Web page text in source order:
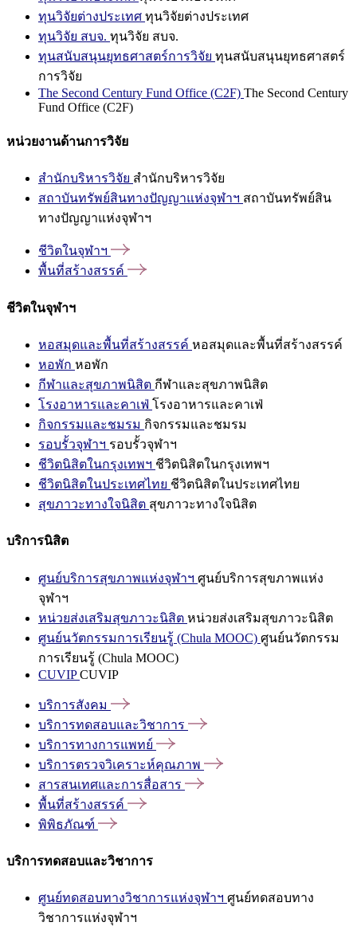
ทุนวิจัยต่างประเทศ ทุนวิจัยต่างประเทศ
ทุนวิจัย สบจ. ทุนวิจัย สบจ.
ทุนสนับสนุนยุทธศาสตร์การวิจัย ทุนสนับสนุนยุทธศาสตร์
การวิจัย
The Second Century Fund Office (C2F) The Second Century
Fund Office (C2F)
หน่วยงานด้านการวิจัย
สำนักบริหารวิจัย สำนักบริหารวิจัย
สถาบันทรัพย์สินทางปัญญาแห่งจุฬาฯ สถาบันทรัพย์สิน
ทางปัญญาแห่งจุฬาฯ
ชีวิตในจุฬาฯ
พื้นที่สร้างสรรค์
ชีวิตในจุฬาฯ
หอสมุดและพื้นที่สร้างสรรค์ หอสมุดและพื้นที่สร้างสรรค์
หอพัก หอพัก
กีฬาและสุขภาพนิสิต กีฬาและสุขภาพนิสิต
โรงอาหารและคาเฟ่ โรงอาหารและคาเฟ่
กิจกรรมและชมรม กิจกรรมและชมรม
รอบรั้วจุฬาฯ รอบรั้วจุฬาฯ
ชีวิตนิสิตในกรุงเทพฯ ชีวิตนิสิตในกรุงเทพฯ
ชีวิตนิสิตในประเทศไทย ชีวิตนิสิตในประเทศไทย
สุขภาวะทางใจนิสิต สุขภาวะทางใจนิสิต
บริการนิสิต
ศูนย์บริการสุขภาพแห่งจุฬาฯ ศูนย์บริการสุขภาพแห่ง
จุฬาฯ
หน่วยส่งเสริมสุขภาวะนิสิต หน่วยส่งเสริมสุขภาวะนิสิต
ศูนย์นวัตกรรมการเรียนรู้ (Chula MOOC) ศูนย์นวัตกรรม
การเรียนรู้ (Chula MOOC)
CUVIPCUVIP
บริการสังคม
บริการทดสอบและวิชาการ
บริการทางการแพทย์
บริการตรวจวิเคราะห์คุณภาพ
สารสนเทศและการสื่อสาร
พื้นที่สร้างสรรค์
พิพิธภัณฑ์
บริการทดสอบและวิชาการ
ศูนย์ทดสอบทางวิชาการแห่งจุฬาฯ ศูนย์ทดสอบทาง
วิชาการแห่งจุฬาฯ